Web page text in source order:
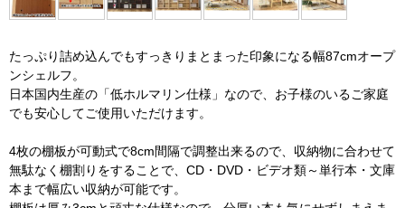
たっぷり詰め込んでもすっきりまとまった印象になる幅87cmオープ
ンシェルフ。
日本国内生産の「低ホルマリン仕様」なので、お子様のいるご家庭
でも安心してご使用いただけます。
4枚の棚板が可動式で8cm間隔で調整出来るので、収納物に合わせて
無駄なく棚割りをすることで、CD・DVD・ビデオ類～単行本・文庫
本まで幅広い収納が可能です。